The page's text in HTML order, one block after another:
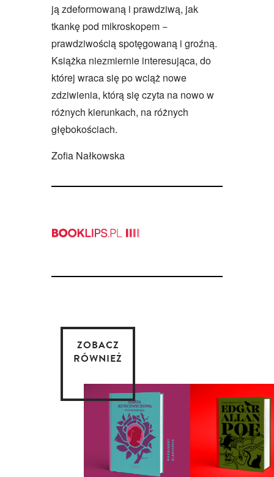
ją zdeformowaną i prawdziwą, jak
tkankę pod mikroskopem −
prawdziwością spotęgowaną i groźną.
Książka niezmiernie interesująca, do
której wraca się po wciąż nowe
zdziwienia, którą się czyta na nowo w
różnych kierunkach, na różnych
głębokościach.
Zofia Nałkowska
ZOBACZ
RÓWNIEŻ